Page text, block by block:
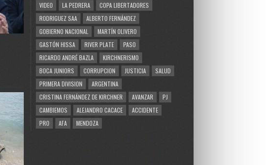
VIDEO
LA PEDRERA
COPA LIBERTADORES
RODRIGUEZ SAA
ALBERTO FERNÁNDEZ
GOBIERNO NACIONAL
MARTÍN OLIVERO
GASTÓN HISSA
RIVER PLATE
PASO
RICARDO ANDRÉ BAZLA
KIRCHNERISMO
BOCA JUNIORS
CORRUPCION JUSTICIA
SALUD
PRIMERA DIVISION
ARGENTINA
CRISTINA FERNÁNDEZ DE KIRCHNER
AVANZAR
PJ
CAMBIEMOS
ALEJANDRO CACACE
ACCIDENTE
PRO
AFA MENDOZA